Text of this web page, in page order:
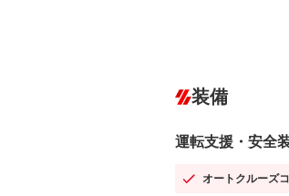
装備
運転支援・安全
オートクルーズ